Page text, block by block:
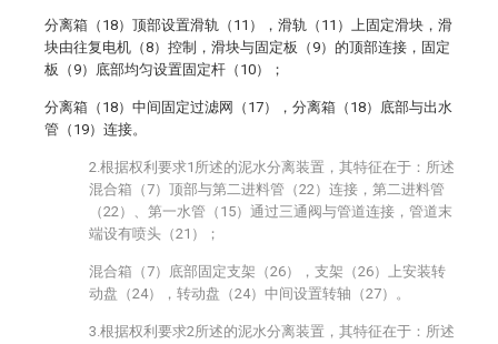
分离箱（18）顶部设置滑轨（11），滑轨（11）上固定滑块，滑
块由往复电机（8）控制，滑块与固定板（9）的顶部连接，固定
板（9）底部均匀设置固定杆（10）；
分离箱（18）中间固定过滤网（17），分离箱（18）底部与出水
管（19）连接。
2.根据权利要求1所述的泥水分离装置，其特征在于：所述
混合箱（7）顶部与第二进料管（22）连接，第二进料管
（22）、第一水管（15）通过三通阀与管道连接，管道末
端设有喷头（21）；
混合箱（7）底部固定支架（26），支架（26）上安装转
动盘（24），转动盘（24）中间设置转轴（27）。
3.根据权利要求2所述的泥水分离装置，其特征在于：所述